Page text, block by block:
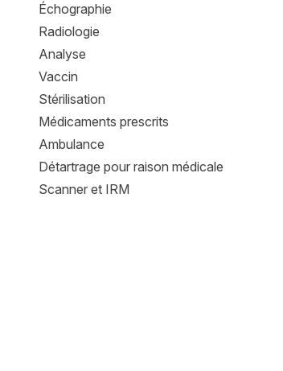
Échographie
Radiologie
Analyse
Vaccin
Stérilisation
Médicaments prescrits
Ambulance
Détartrage pour raison médicale
Scanner et IRM